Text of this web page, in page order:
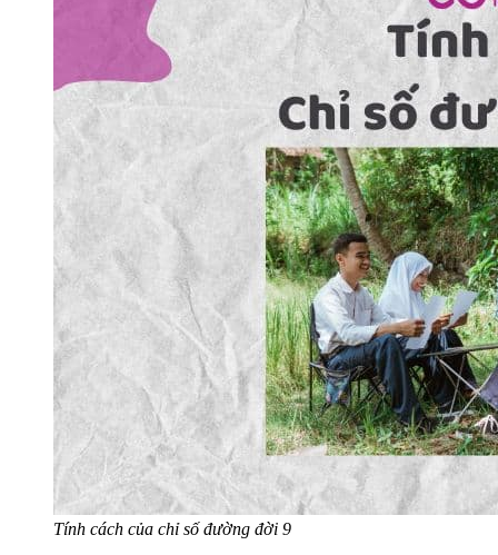
Tính cách của chỉ số đường đời 9